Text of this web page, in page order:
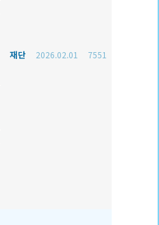
재단 2026.02.01 7551